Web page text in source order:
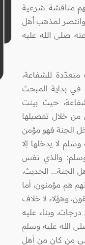
مناقشة شرعية
لمذهب أهل
صلى الله عليه
للشفاعة،
في بداية المبحث
حيث بينت
من خلال تفصيلها
الجنة فهو مؤمن
لا يدخلها إلا
والذي نفس
الجنة... الحديث،
هم مؤمنون، أما
وهؤلاء لا خلاف
وبناء عليه
الله عليه وسلم
من كان من أهل